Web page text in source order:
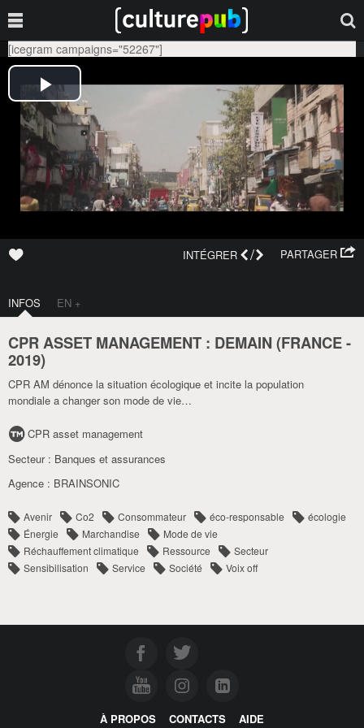
[icegram campaigns="52267"]
PARTAGER
INTÉGRER /
INFOS EN +
CPR ASSET MANAGEMENT : DEMAIN (FRANCE-
2019)
CPR AM dénonce la situation écologique et incite la population
mondiale a changer son mode de vie…
CPR asset management
Secteur : Banques et assurances
Agence : BRAINSONIC
Avenir Co2 Consommateur éco-responsable
écologie
Énergie
Marchandise
Mode de vie
Réchauffement climatique
Ressource
Secteur
Sensibilisation
Service Société Voix off
À PROPOS CONTACTS AIDE